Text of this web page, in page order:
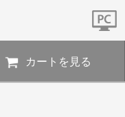
カートを見る